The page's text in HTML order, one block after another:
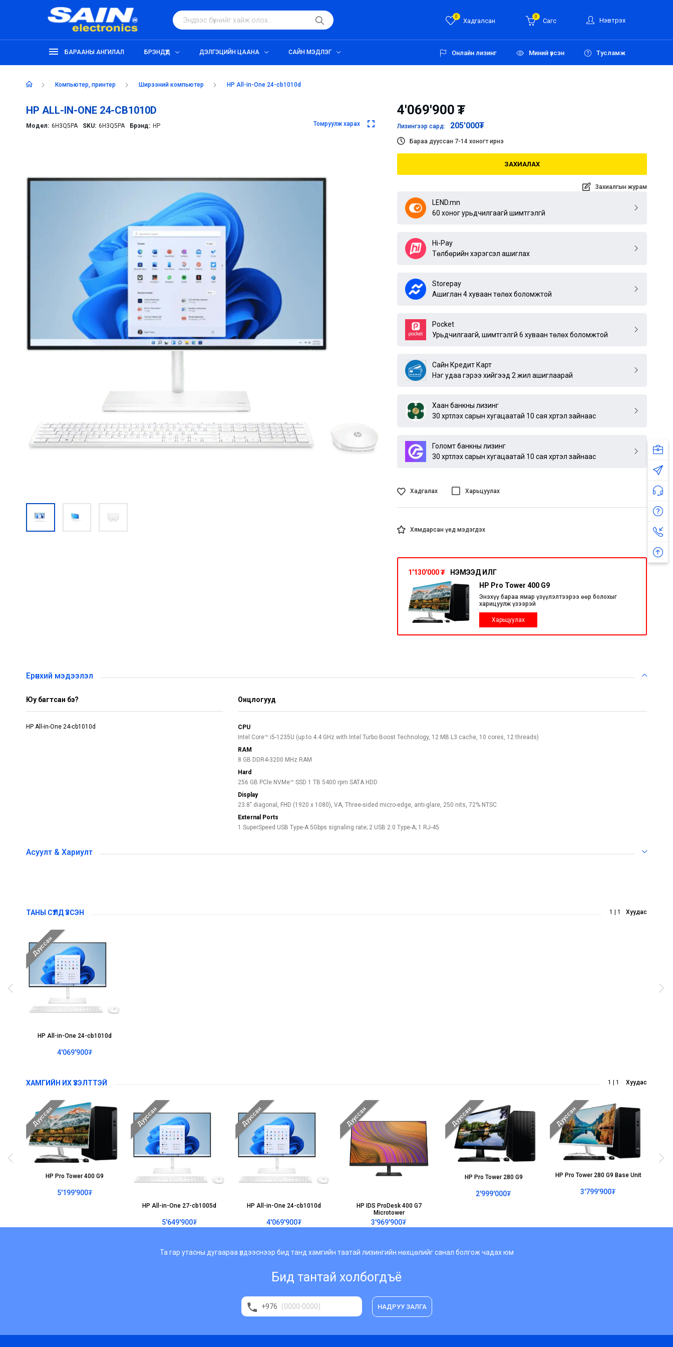
0
Хадгалсан
0
Сагс Нэвтрэх
БАРААНЫ АНГИЛАЛ БРЭНДҮҮД ДЭЛГЭЦИЙН ЦААНА САЙН МЭДЛЭГ Онлайн лизинг Миний үзсэн Тусламж
компьютер, принтер ширээний компьютер HP All-in-One 24-cb1010d
HP ALL-IN-ONE 24-CB1010D
Модел: 6H3Q5PA SKU: 6H3Q5PA Брэнд: HP Томруулж харах
4'069'900 ₮
Лизингээр сард: 205'000₮
Бараа дууссан 7-14 хоногт ирнэ
ЗАХИАЛАХ
Захиалгын журам
LEND.mn
60 хоног урьдчилгаагүй шимтгэлгүй
Hi-Pay
Төлбөрийн хэрэгсэл ашиглах
Storepay
Ашиглан 4 хуваан төлөх боломжтой
Pocket
Урьдчилгаагүй, шимтгэлгүй 6 хуваан төлөх боломжтой
Сайн Кредит Карт
Нэг удаа гэрээ хийгээд 2 жил ашиглаарай
Хаан банкны лизинг
30 хүртлэх сарын хугацаатай 10 сая хүртэл зайнаас
Голомт банкны лизинг
30 хүртлэх сарын хугацаатай 10 сая хүртэл зайнаас
Хадгалах Харьцуулах
Хямдарсан үед мэдэгдэх
1'130'000₮
НЭМЭЭД ИЛҮҮГ
HP Pro Tower 400 G9
Энэхүү бараа ямар үзүүлэлтээрээ өөр болохыг
харицуулж үзээрэй
Харьцуулах
Ерөнхий мэдээлэл
Юу багтсан бэ?
HP All-in-One 24-cb1010d
Онцлогууд
CPU
Intel Core™ i5-1235U (up to 4.4 GHz with Intel Turbo Boost Technology, 12 MB L3 cache, 10 cores, 12 threads)
RAM
8 GB DDR4-3200 MHz RAM
Hard
256 GB PCle NVMe™ SSD 1 TB 5400 rpm SATA HDD
Display
23.8" diagonal, FHD (1920 x 1080), VA, Three-sided micro-edge, anti-glare, 250 nits, 72% NTSC
External Ports
1 SuperSpeed USB Type-A 5Gbps signaling rate; 2 USB 2.0 Type-A; 1 RJ-45
Асуулт & Хариулт
Дууссан
HP All-in-One 24-cb1010d
4'069'900₮
ТАНЫ СҮҮЛД ҮЗСЭН 1 | 1 Хуудас
Дууссан
HP Pro Tower 400 G9
5'199'900₮
Дууссан
HP All-in-One 27-cb1005d
5'649'900₮
Дууссан
HP All-in-One 24-cb1010d
4'069'900₮
Дууссан
HP IDS ProDesk 400 G7
Microtower
3'969'900₮
Дууссан
HP Pro Tower 280 G9
2'999'000₮
Дууссан
HP Pro Tower 280 G9 Base Unit
3'799'900₮
ХАМГИЙН ИХ ҮЗЭЛТТЭЙ 1 | 1 Хуудас
Та гар утасны дугаараа үлдээснээр бид танд хамгийн таатай лизингийн нөхцөлийг санал болгож чадах юм
Бид тантай холбогдъё
+976 НАДРУУ ЗАЛГА